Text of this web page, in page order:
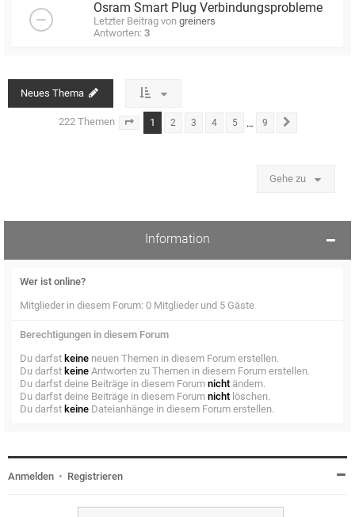
Osram Smart Plug Verbindungsprobleme
Letzter Beitrag von greiners
Antworten: 3
Neues Thema
222 Themen Seite von 9
1 2 3 4 5 … 9
Gehe zu
Information
Wer ist online?
Mitglieder in diesem Forum: 0 Mitglieder und 5 Gäste
Berechtigungen in diesem Forum
Du darfst keine neuen Themen in diesem Forum erstellen.
Du darfst keine Antworten zu Themen in diesem Forum erstellen.
Du darfst deine Beiträge in diesem Forum nicht ändern.
Du darfst deine Beiträge in diesem Forum nicht löschen.
Du darfst keine Dateianhänge in diesem Forum erstellen.
Anmelden • Registrieren